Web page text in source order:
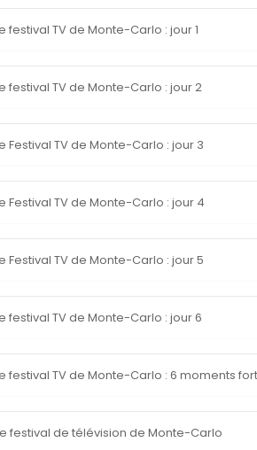
festival TV de Monte-Carlo : jour 1
festival TV de Monte-Carlo : jour 2
Festival TV de Monte-Carlo : jour 3
Festival TV de Monte-Carlo : jour 4
Festival TV de Monte-Carlo : jour 5
festival TV de Monte-Carlo : jour 6
festival TV de Monte-Carlo : 6 moments
festival de télévision de Monte-Carlo